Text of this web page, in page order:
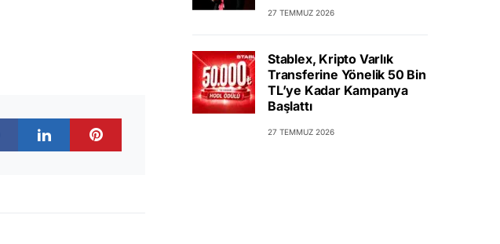
27 TEMMUZ 2026
Stablex, Kripto Varlık
Transferine Yönelik 50 Bin
TL’ye Kadar Kampanya
Başlattı
27 TEMMUZ 2026